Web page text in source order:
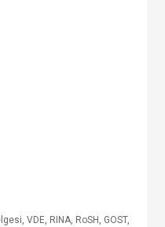
VDE, RINA, RoSH, GOST,